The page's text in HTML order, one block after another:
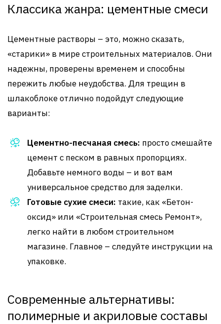
Классика жанра: цементные смеси
Цементные растворы – это, можно сказать,
«старики» в мире строительных материалов. Они
надежны, проверены временем и способны
пережить любые неудобства. Для трещин в
шлакоблоке отлично подойдут следующие
варианты:
Цементно-песчаная смесь: просто смешайте
цемент с песком в равных пропорциях.
Добавьте немного воды – и вот вам
универсальное средство для заделки.
Готовые сухие смеси: такие, как «Бетон-
оксид» или «Строительная смесь Ремонт»,
легко найти в любом строительном
магазине. Главное – следуйте инструкции на
упаковке.
Современные альтернативы:
полимерные и акриловые составы